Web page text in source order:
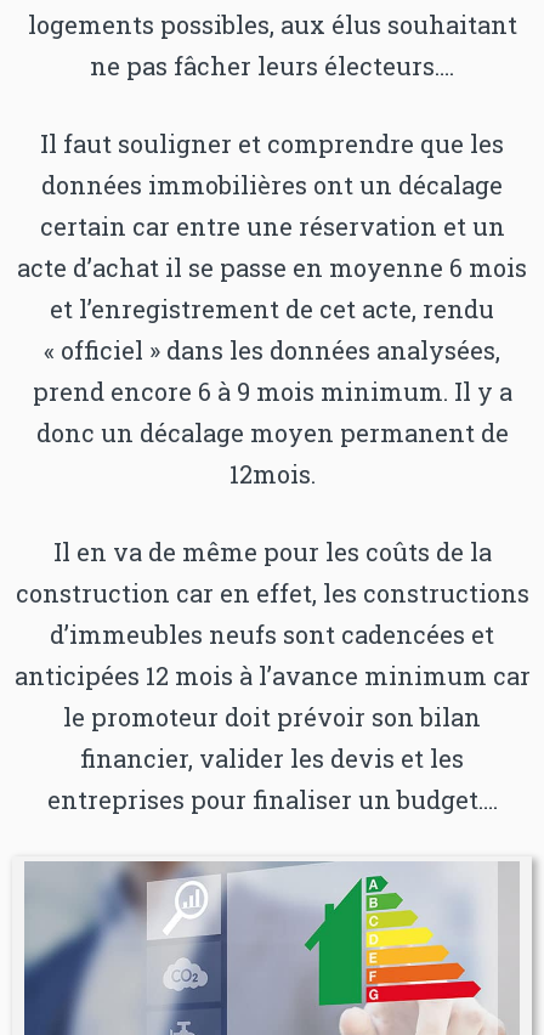
logements possibles, aux élus souhaitant
ne pas fâcher leurs électeurs….
Il faut souligner et comprendre que les
données immobilières ont un décalage
certain car entre une réservation et un
acte d’achat il se passe en moyenne 6 mois
et l’enregistrement de cet acte, rendu
« officiel » dans les données analysées,
prend encore 6 à 9 mois minimum. Il y a
donc un décalage moyen permanent de
12mois.
Il en va de même pour les coûts de la
construction car en effet, les constructions
d’immeubles neufs sont cadencées et
anticipées 12 mois à l’avance minimum car
le promoteur doit prévoir son bilan
financier, valider les devis et les
entreprises pour finaliser un budget….